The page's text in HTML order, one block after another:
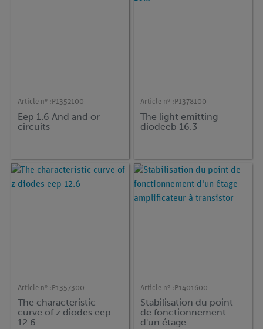
Article n° : P1352100
Eep 1.6 And and or
circuits
Article n° : P1378100
The light emitting
diodeeb 16.3
Article n° : P1357300
The characteristic
curve of z diodes eep
12.6
Article n° : P1401600
Stabilisation du point
de fonctionnement
d'un étage